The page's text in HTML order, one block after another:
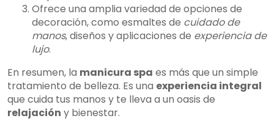
Ofrece una amplia variedad de opciones de
decoración, como esmaltes de cuidado de
manos, diseños y aplicaciones de experiencia de
lujo.
En resumen, la manicura spa es más que un simple
tratamiento de belleza. Es una experiencia integral
que cuida tus manos y te lleva a un oasis de
relajación y bienestar.